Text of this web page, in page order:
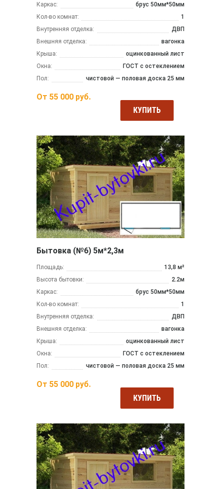
Каркас:
брус 50мм*50мм
Кол-во комнат:
1
Внутренняя отделка:
ДВП
Внешняя отделка:
вагонка
Крыша:
оцинкованный лист
Окна:
ГОСТ с остеклением
Пол:
чистовой — половая доска 25 мм
От 55 000 руб.
КУПИТЬ
Бытовка (№6) 5м*2,3м
Площадь:
13,8 м²
Высота бытовки:
2.2м
Каркас:
брус 50мм*50мм
Кол-во комнат:
1
Внутренняя отделка:
ДВП
Внешняя отделка:
вагонка
Крыша:
оцинкованный лист
Окна:
ГОСТ с остеклением
Пол:
чистовой — половая доска 25 мм
От 55 000 руб.
КУПИТЬ